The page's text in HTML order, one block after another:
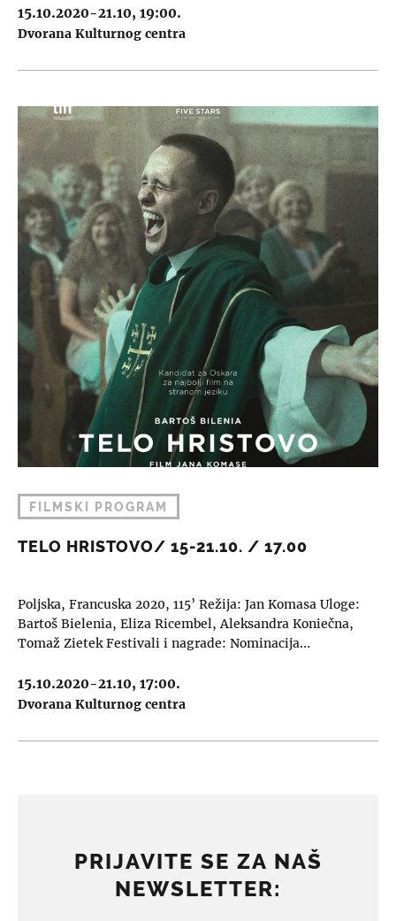
15.10.2020-21.10, 19:00.
Dvorana Kulturnog centra
FILMSKI PROGRAM
TELO HRISTOVO/ 15-21.10. / 17.00
Poljska, Francuska 2020, 115’ Režija: Jan Komasa Uloge:
Bartoš Bielenia, Eliza Ricembel, Aleksandra Koniečna,
Tomaž Zietek Festivali i nagrade: Nominacija…
15.10.2020-21.10, 17:00.
Dvorana Kulturnog centra
PRIJAVITE SE ZA NAŠ
NEWSLETTER: